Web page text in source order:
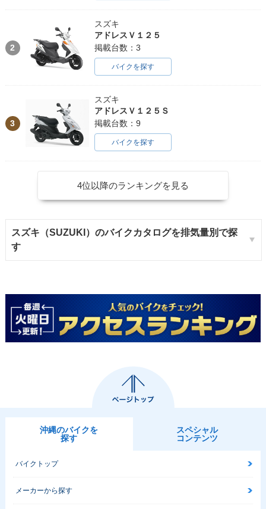
2
スズキ
アドレスＶ１２５
掲載台数：3
バイクを探す
3
スズキ
アドレスＶ１２５Ｓ
掲載台数：9
バイクを探す
4位以降のランキングを見る
スズキ（SUZUKI）のバイクカタログを排気量別で探
す
沖縄のバイクを
探す
スペシャル
コンテンツ
バイクトップ
メーカーから探す